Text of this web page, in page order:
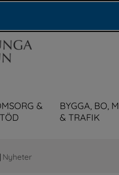
&
BYGGA, BO,
& TRAFIK
| Nyheter